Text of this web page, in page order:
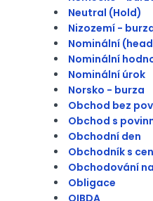
Neutral (Hold)
Nizozemí -
Nominální
Nominální
Nominální úrok
Norsko - burza
Obchod bez
Obchod s
Obchodní den
Obchodník s
Obchodování
Obligace
OIBDA